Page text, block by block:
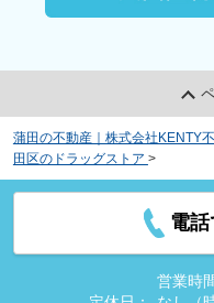
蒲田の不動産｜株式会社KENTY
田区のドラッグストア >
電
営業時